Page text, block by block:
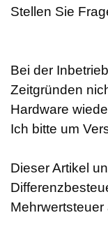
Stellen Sie
Bei der
Zeitgründen
Hardware
Ich bitte um
Dieser Artikel